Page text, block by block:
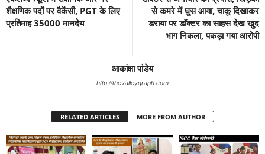
शैक्षणिक पदों पर वैकेंसी, PGT के लिए
प्रतिमाह 35000 मानदेय
से कमरे में घुस आया, चाकू दिखाकर
डराया पर डॉक्टर का साहस देख खुद
भाग निकला, पकड़ा गया आरोपी
आकांक्षा पांडेय
http://thevalleygraph.com
RELATED ARTICLES MORE FROM AUTHOR